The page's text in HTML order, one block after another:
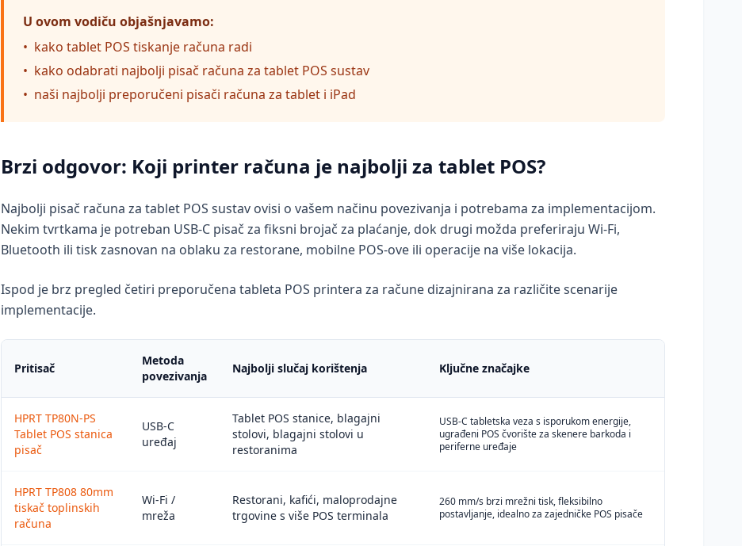
U ovom vodiču objašnjavamo:
• kako tablet POS tiskanje računa radi
• kako odabrati najbolji pisač računa za tablet POS sustav
• naši najbolji preporučeni pisači računa za tablet i iPad
Brzi odgovor: Koji printer računa je najbolji za tablet POS?
Najbolji pisač računa za tablet POS sustav ovisi o vašem načinu povezivanja i potrebama za implementacijom.
Nekim tvrtkama je potreban USB-C pisač za fiksni brojač za plaćanje, dok drugi možda preferiraju Wi-Fi,
Bluetooth ili tisk zasnovan na oblaku za restorane, mobilne POS-ove ili operacije na više lokacija.
Ispod je brz pregled četiri preporučena tableta POS printera za račune dizajnirana za različite scenarije
implementacije.
Pritisač
Metoda
povezivanja
Najbolji slučaj korištenja Ključne značajke
HPRT TP80N-PS
Tablet POS stanica
pisač
USB-C
uređaj
Tablet POS stanice, blagajni
stolovi, blagajni stolovi u
restoranima
USB-C tabletska veza s isporukom energije,
ugrađeni POS čvorište za skenere barkoda i
periferne uređaje
HPRT TP808 80mm
tiskač toplinskih
računa
Wi-Fi /
mreža
Restorani, kafići, maloprodajne
trgovine s više POS terminala
260 mm/s brzi mrežni tisk, fleksibilno
postavljanje, idealno za zajedničke POS pisače